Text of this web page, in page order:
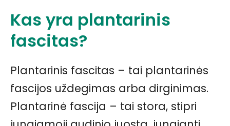
Kas yra plantarinis
fascitas?
Plantarinis fascitas – tai plantarinės
fascijos uždegimas arba dirginimas.
Plantarinė fascija – tai stora, stipri